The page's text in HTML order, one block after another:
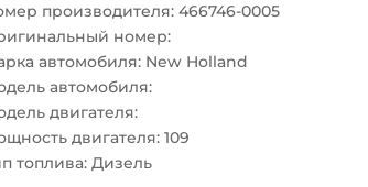
производителя: 466746-0005
номер:
автомобиля: New Holland
автомобиля:
двигателя:
двигателя: 109
топлива: Дизель